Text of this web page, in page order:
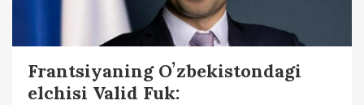
Frantsiyaning Oʼzbekistondagi
elchisi Valid Fuk: